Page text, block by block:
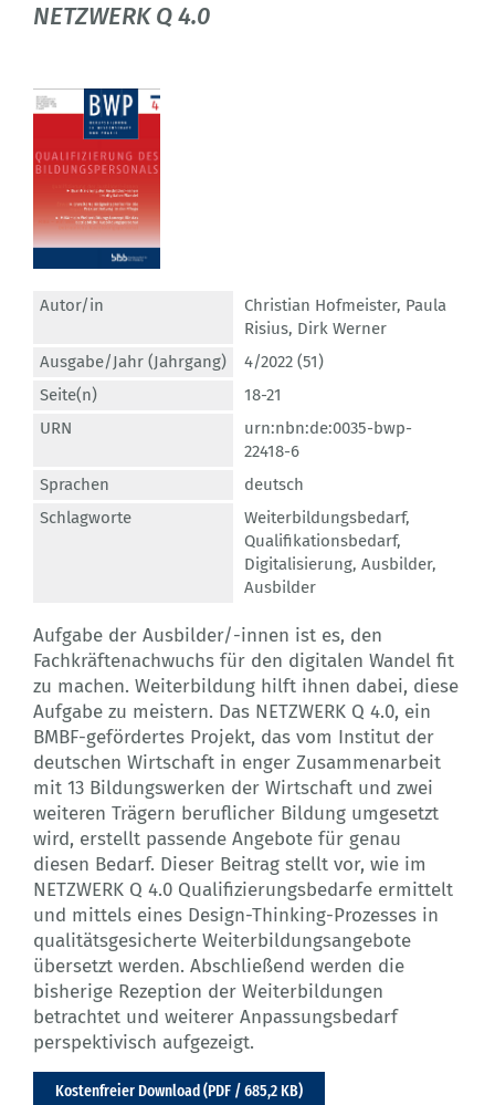
NETZWERK Q 4.0
Autor/in Christian Hofmeister, Paula
Risius, Dirk Werner
Ausgabe/Jahr (Jahrgang)
4/2022 (51)
Seite(n)
18-21
URN
urn:nbn:de:0035-bwp-
22418-6
Sprachen
deutsch
Schlagworte
Weiterbildungsbedarf,
Qualifikationsbedarf,
Digitalisierung, Ausbilder,
Ausbilder
Aufgabe der Ausbilder/-innen ist es, den
Fachkräftenachwuchs für den digitalen Wandel fit
zu machen. Weiterbildung hilft ihnen dabei, diese
Aufgabe zu meistern. Das NETZWERK Q 4.0, ein
BMBF-gefördertes Projekt, das vom Institut der
deutschen Wirtschaft in enger Zusammenarbeit
mit 13 Bildungswerken der Wirtschaft und zwei
weiteren Trägern beruflicher Bildung umgesetzt
wird, erstellt passende Angebote für genau
diesen Bedarf. Dieser Beitrag stellt vor, wie im
NETZWERK Q 4.0 Qualifizierungsbedarfe ermittelt
und mittels eines Design-Thinking-Prozesses in
qualitätsgesicherte Weiterbildungsangebote
übersetzt werden. Abschließend werden die
bisherige Rezeption der Weiterbildungen
betrachtet und weiterer Anpassungsbedarf
perspektivisch aufgezeigt.
Kostenfreier Download (PDF / 685,2 KB)